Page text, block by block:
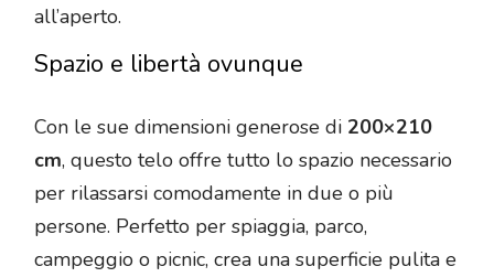
all’aperto.
Spazio e libertà ovunque
Con le sue dimensioni generose di 200×210
cm, questo telo offre tutto lo spazio necessario
per rilassarsi comodamente in due o più
persone. Perfetto per spiaggia, parco,
campeggio o picnic, crea una superficie pulita e